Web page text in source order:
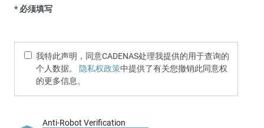
* 必须填写
我特此声明，同意CADENAS处理我提供的用于查询的
个人数据。 隐私权政策中提供了有关您撤销此同意权
的更多信息。
Anti-Robot Verification